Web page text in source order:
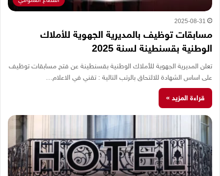
2025-08-31
مسابقات توظيف بالمديرية الجهوية للأملاك
الوطنية بقسنطينة لسنة 2025
تعلن المديرية الجهوية للأملاك الوطنية بقسنطينة عن فتح مسابقات توظيف
على اساس الشهادة للالتحاق بالرتب التالية : تقني في الاعلام…
قراءة المزيد »